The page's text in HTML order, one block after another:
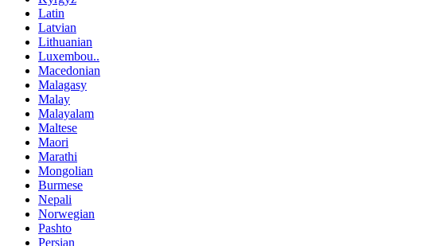
Latin
Latvian
Lithuanian
Luxembou..
Macedonian
Malagasy
Malay
Malayalam
Maltese
Maori
Marathi
Mongolian
Burmese
Nepali
Norwegian
Pashto
Persian